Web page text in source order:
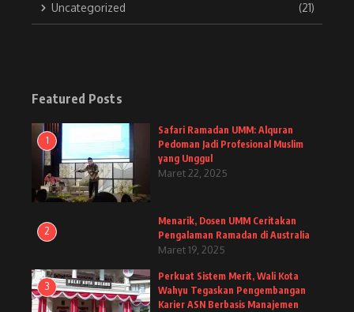
Uncategorized (21)
Featured Posts
1
Safari Ramadan UMM: Alquran
Pedoman Jadi Profesional Muslim
yang Unggul
Maret 22, 2025
2
Menarik, Dosen UMM Ceritakan
Pengalaman Ramadan di Australia
Maret 19, 2025
3
Perkuat Sistem Merit, Wali Kota
Wahyu Tegaskan Pengembangan
Karier ASN Berbasis Manajemen